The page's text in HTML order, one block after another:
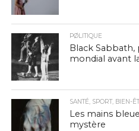
PØLITIQUE
Black
mondial avant
SANTÉ, SPORT, BIEN-
Les mains
mystère